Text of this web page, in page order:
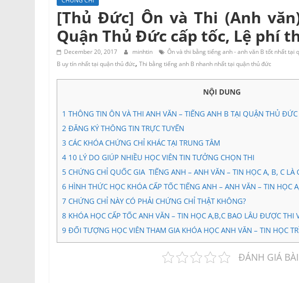
Tư
vấn
Miền
Nam
[Thủ Đức] Ôn và Thi (Anh
Quận Thủ Đức cấp tốc, Lệ phí
December 20, 2017 minhtin Ôn và thi bằng tiếng anh - anh văn B tốt nhất tại
B uy tín nhất tại quận thủ đức, Thi bằng tiếng anh B nhanh nhất tại quận thủ đức
NỘI DUNG
1 THÔNG TIN ÔN VÀ THI ANH VĂN – TIẾNG ANH B TẠI QUẬN THỦ ĐỨC
2 ĐĂNG KÝ THÔNG TIN TRỰC TUYẾN
3 CÁC KHÓA CHỨNG CHỈ KHÁC TẠI TRUNG TÂM
4 10 LÝ DO GIÚP NHIỀU HỌC VIÊN TIN TƯỞNG CHỌN THI
5 CHỨNG CHỈ QUỐC GIA TIẾNG ANH – ANH VĂN – TIN HỌC A, B, C LÀ
6 HÌNH THỨC HỌC KHÓA CẤP TỐC TIẾNG ANH – ANH VĂN – TIN HỌC
7 CHỨNG CHỈ NÀY CÓ PHẢI CHỨNG CHỈ THẬT KHÔNG?
8 KHÓA HỌC CẤP TỐC ANH VĂN – TIN HỌC A,B,C BAO LÂU ĐƯỢC THI
9 ĐỐI TƯỢNG HỌC VIÊN THAM GIA KHÓA HỌC ANH VĂN – TIN HỌC
ĐÁNH GIÁ